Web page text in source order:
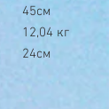
45см
12,04 кг
24см